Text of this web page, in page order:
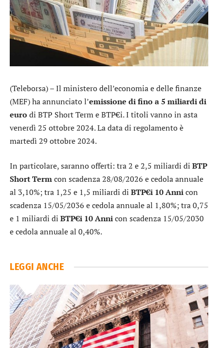
(Teleborsa) – Il ministero dell’economia e delle finanze
(MEF) ha annunciato l’emissione di fino a 5 miliardi di
euro di BTP Short Term e BTP€i. I titoli vanno in asta
venerdì 25 ottobre 2024. La data di regolamento è
martedì 29 ottobre 2024.
In particolare, saranno offerti: tra 2 e 2,5 miliardi di BTP
Short Termcon scadenza 28/08/2026 e cedola annuale
al 3,10%; tra 1,25 e 1,5 miliardi di BTP€i 10 Annicon
scadenza 15/05/2036 e cedola annuale al 1,80%; tra 0,75
e 1 miliardi di BTP€i 10 Annicon scadenza 15/05/2030
e cedola annuale al 0,40%.
LEGGI ANCHE